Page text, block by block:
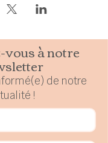
à notre
formé(e) de notre
!